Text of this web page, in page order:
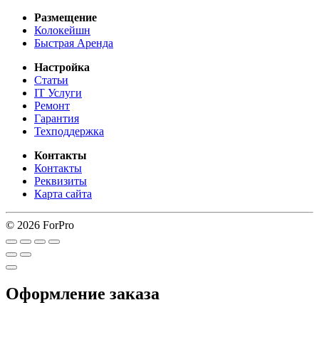
Размещение
Колокейшн
Быстрая Аренда
Настройка
Статьи
IT Услуги
Ремонт
Гарантия
Техподдержка
Контакты
Контакты
Реквизиты
Карта сайта
© 2026 ForPro
Оформление заказа